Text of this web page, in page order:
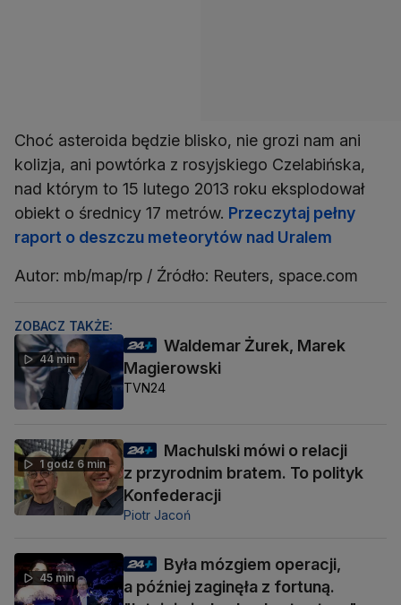
Choć asteroida będzie blisko, nie grozi nam ani
kolizja, ani powtórka z rosyjskiego Czelabińska,
nad którym to 15 lutego 2013 roku eksplodował
obiekt o średnicy 17 metrów. Przeczytaj pełny
raport o deszczu meteorytów nad Uralem
Autor: mb/map/rp / Źródło: Reuters, space.com
ZOBACZ TAKŻE:
44 min
Waldemar Żurek, Marek
Magierowski
TVN24
1 godz 6 min
Machulski mówi o relacji
z przyrodnim bratem. To polityk
Konfederacji
Piotr Jacoń
45 min
Była mózgiem operacji,
a później zaginęła z fortuną.